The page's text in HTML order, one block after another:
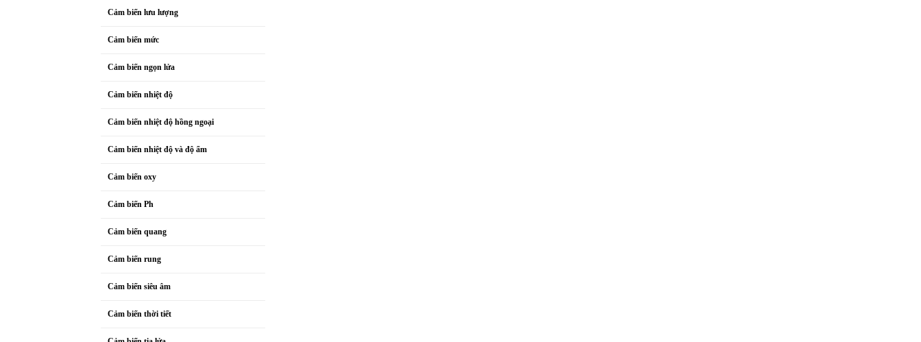
Cảm biến lưu lượng
Cảm biến mức
Cảm biến ngọn lửa
Cảm biến nhiệt độ
Cảm biến nhiệt độ hồng ngoại
Cảm biến nhiệt độ và độ ẩm
Cảm biến oxy
Cảm biến Ph
Cảm biến quang
Cảm biến rung
Cảm biến siêu âm
Cảm biến thời tiết